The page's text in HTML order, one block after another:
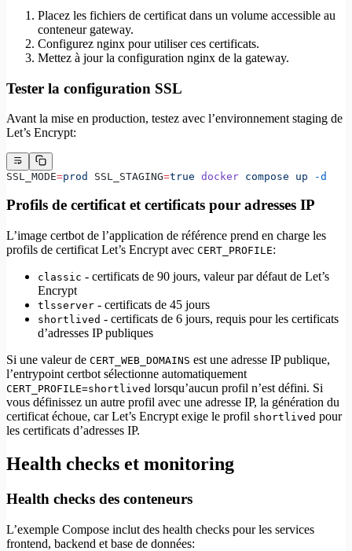
Placez les fichiers de certificat dans un volume accessible au
conteneur gateway.
Configurez nginx pour utiliser ces certificats.
Mettez à jour la configuration nginx de la gateway.
Tester la configuration SSL
Avant la mise en production, testez avec l’environnement staging de
Let’s Encrypt:
SSL_MODE=prod SSL_STAGING=true docker compose up -d
Profils de certificat et certificats pour adresses IP
L’image certbot de l’application de référence prend en charge les
profils de certificat Let’s Encrypt avec CERT_PROFILE:
classic - certificats de 90 jours, valeur par défaut de Let’s
Encrypt
tlsserver - certificats de 45 jours
shortlived - certificats de 6 jours, requis pour les certificats
d’adresses IP publiques
Si une valeur de CERT_WEB_DOMAINS est une adresse IP publique,
l’entrypoint certbot sélectionne automatiquement
CERT_PROFILE=shortlived lorsqu’aucun profil n’est défini. Si
vous définissez un autre profil avec une adresse IP, la génération du
certificat échoue, car Let’s Encrypt exige le profil shortlived pour
les certificats d’adresses IP.
Health checks et monitoring
Health checks des conteneurs
L’exemple Compose inclut des health checks pour les services
frontend, backend et base de données: